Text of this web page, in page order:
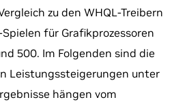
zu den WHQL-Treibern
für Grafikprozessoren
500. Im Folgenden sind die
Leistungssteigerungen unter
hängen vom